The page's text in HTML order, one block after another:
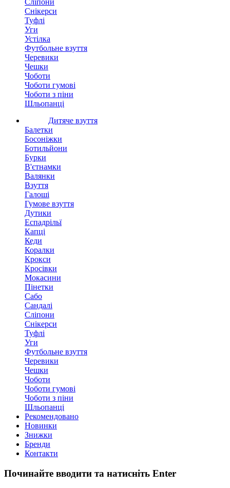
Сліпони
Снікерси
Туфлі
Уги
Устілка
Футбольне взуття
Черевики
Чешки
Чоботи
Чоботи гумові
Чоботи з піни
Шльопанці
Дитяче взуття
Балетки
Босоніжки
Ботильйони
Бурки
В'єтнамки
Валянки
Взуття
Галоші
Гумове взуття
Дутики
Еспадрільї
Капці
Кеди
Коралки
Крокси
Кросівки
Мокасини
Пінетки
Сабо
Сандалі
Сліпони
Снікерси
Туфлі
Уги
Футбольне взуття
Черевики
Чешки
Чоботи
Чоботи гумові
Чоботи з піни
Шльопанці
Рекомендовано
Новинки
Знижки
Бренди
Контакти
Починайте вводити та натиснiть Enter